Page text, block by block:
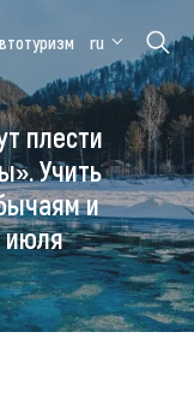
Алтайская
зимовка
ru
плести
Учить
и
июля